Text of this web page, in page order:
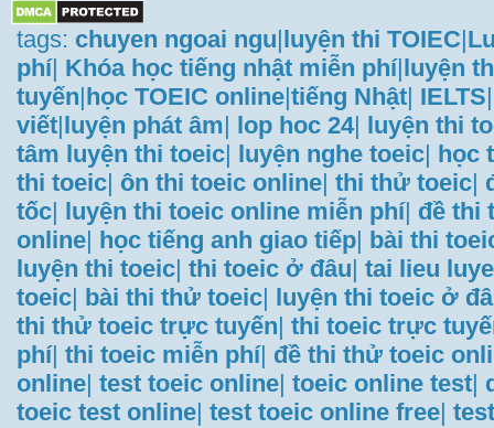
tags: chuyen ngoai ngu|luyện thi TOIEC|
phí| Khóa học tiếng nhật miễn phí|luyện
tuyến|học TOEIC online|tiếng Nhật| IELTS|
viết|luyện phát âm| lop hoc 24| luyện thi
tâm luyện thi toeic| luyện nghe toeic| học
thi toeic| ôn thi toeic online| thi thử toeic|
tốc| luyện thi toeic online miễn phí| đề thi
online| học tiếng anh giao tiếp| bài thi
luyện thi toeic| thi toeic ở đâu| tai lieu
toeic| bài thi thử toeic| luyện thi toeic ở
thi thử toeic trực tuyến| thi toeic trực
phí| thi toeic miễn phí| đề thi thử toeic
online| test toeic online| toeic online test|
toeic test online| test toeic online free|